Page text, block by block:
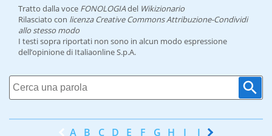
Tratto dalla voce FONOLOGIAdel Wikizionario
Rilasciato con licenza Creative Commons Attribuzione-Condividi
allo stesso modo
I testi sopra riportati non sono in alcun modo espressione
dell’opinione di Italiaonline S.p.A.
A B C D E F G H I J K